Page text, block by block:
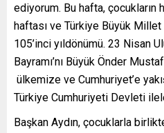
ediyorum. Bu hafta, çocukların
haftası ve Türkiye Büyük Millet
105’inci yıldönümü. 23 Nisan
Bayramı’nı Büyük Önder
ülkemize ve Cumhuriyet’e
Türkiye Cumhuriyeti Devleti
Başkan Aydın, çocuklarla